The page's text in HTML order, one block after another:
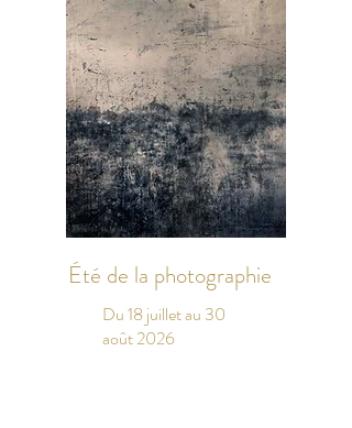
Été de la photographie
Du 18 juillet au 30
août 2026